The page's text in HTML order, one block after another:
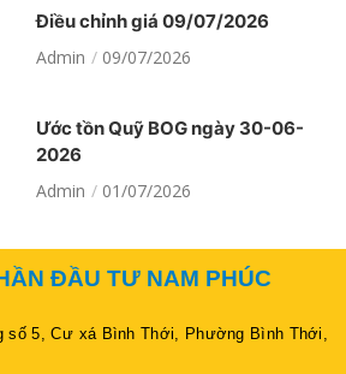
Điều chỉnh giá 09/07/2026
Admin
09/07/2026
Ước tồn Quỹ BOG ngày 30-06-
2026
Admin
01/07/2026
ĐẦU TƯ NAM PHÚC
số 5, Cư xá Bình Thới, Phường Bình Thới,